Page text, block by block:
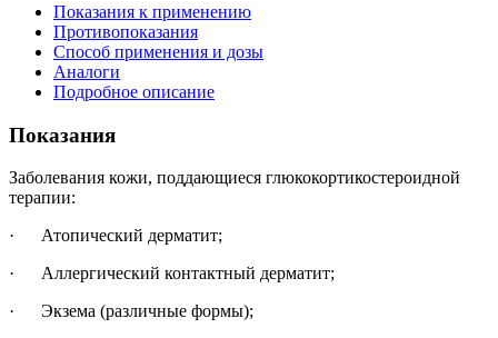
Показания к применению
Противопоказания
Способ применения и дозы
Аналоги
Подробное описание
Показания
Заболевания кожи, поддающиеся глюкокортикостероидной
терапии:
· Атопический дерматит;
· Аллергический контактный дерматит;
· Экзема (различные формы);